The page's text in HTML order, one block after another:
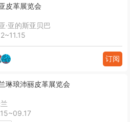
皮革展览会
·亚的斯亚贝巴
订阅
琳琅沛丽皮革展览会